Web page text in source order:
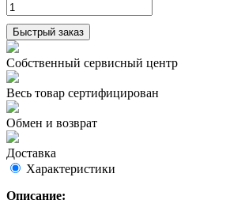
Быстрый заказ
Собственный сервисный центр
Весь товар сертифицирован
Обмен и возврат
Доставка
Характеристики
Описание: